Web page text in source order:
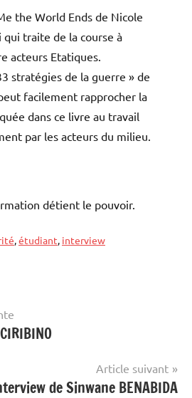
the World Ends de Nicole
qui traite de la course à
acteurs Etatiques.
stratégies de la guerre » de
facilement rapprocher la
dans ce livre au travail
par les acteurs du milieu.
détient le pouvoir.
,étudiant, interview
Article suivant
de Sinwane BENABIDA